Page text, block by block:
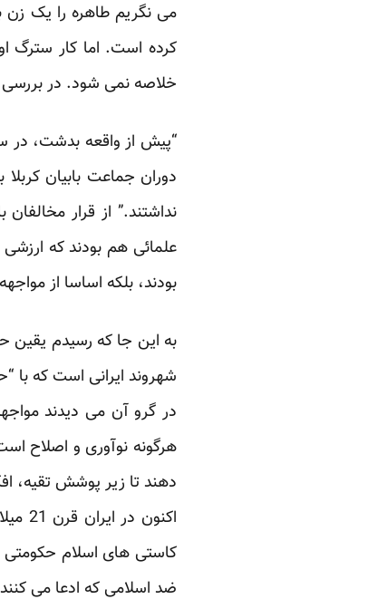
می نگریم طاهره را یک زن
کرده است. اما کار سترگ
خلاصه نمی شود. در بررسی
دوران جماعت بابیان
نداشتند.” از قرار
علمائی هم بودند که ارزشی
بودند، بلکه اساسا از
به این جا که رسیدم یقین
شهروند ایرانی است که با
در گرو آن می دیدند
هرگونه نوآوری و اصلاح
دهند تا زیر پوشش تقیه،
کاستی های اسلام حکومتی
ضد اسلامی که ادعا می